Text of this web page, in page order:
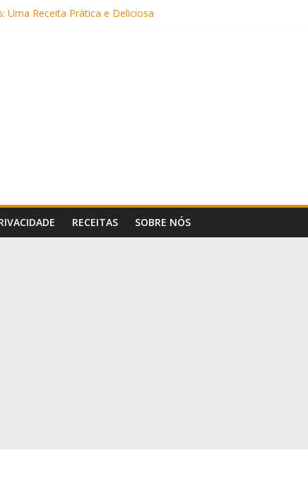
Uma Receita Prática e Deliciosa
e Boa para o Intestino
Alulose)
(Sem Forno, Fácil e Fofinho)
RECEITAS SOBRE NÓS